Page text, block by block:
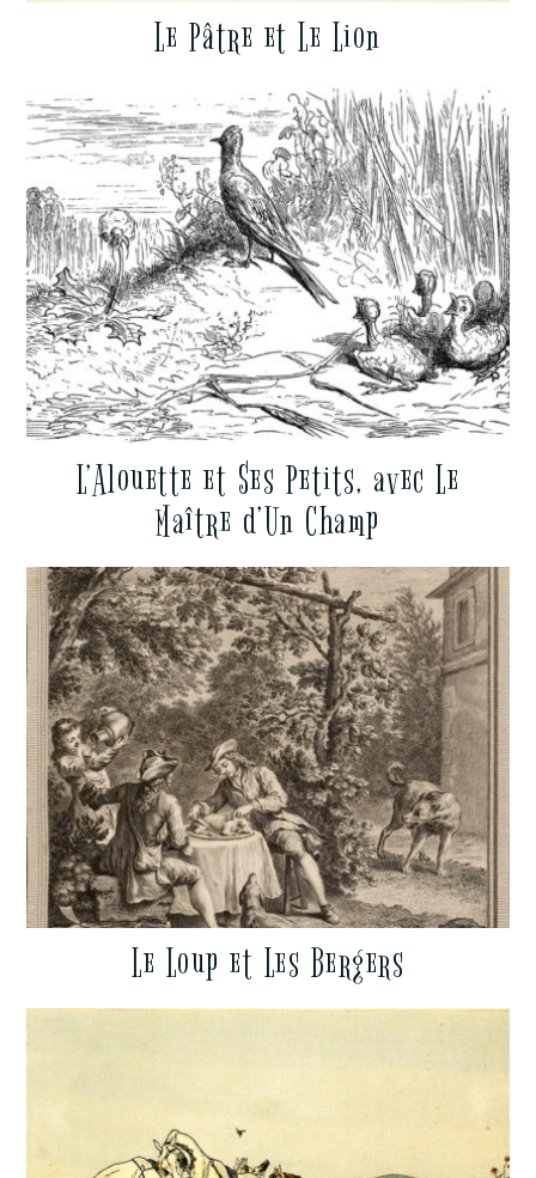
Le Pâtre et Le Lion
L’Alouette et Ses Petits, avec Le
Maître d’Un Champ
Le Loup et Les Bergers